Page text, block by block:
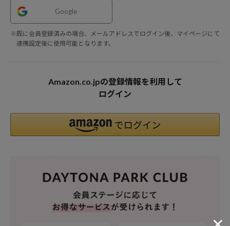
Google
※既に会員登録済みの場合、メールアドレスでログイン後、マイページにて
連携設定後に使用可能となります。
Amazon.co.jpの登録情報を利用して
ログイン